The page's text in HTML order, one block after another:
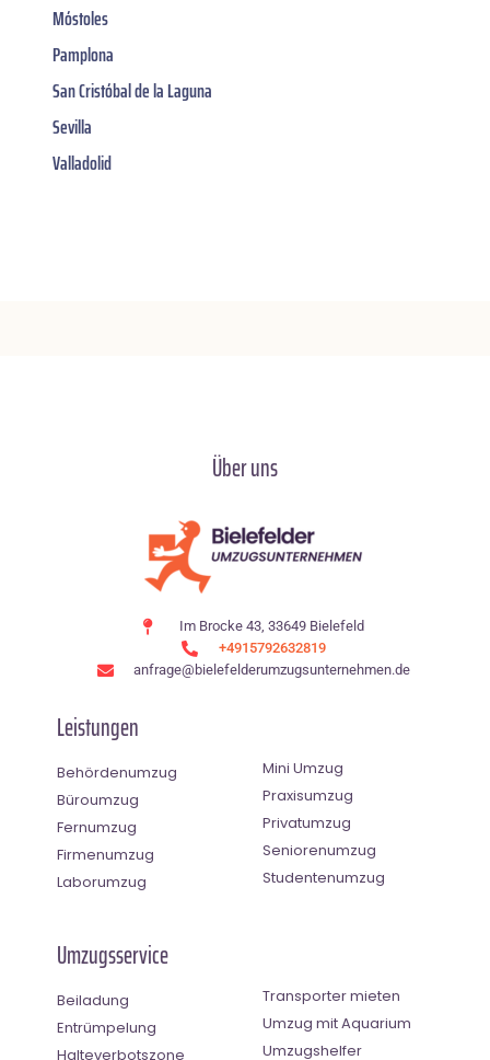
Móstoles
Pamplona
San Cristóbal de la Laguna
Sevilla
Valladolid
Über uns
Im Brocke 43, 33649 Bielefeld
+4915792632819
anfrage@bielefelderumzugsunternehmen.de
Leistungen
Behördenumzug
Büroumzug
Fernumzug
Firmenumzug
Laborumzug
Mini Umzug
Praxisumzug
Privatumzug
Seniorenumzug
Studentenumzug
Umzugsservice
Beiladung
Entrümpelung
Halteverbotszone
Transporter mieten
Umzug mit Aquarium
Umzugshelfer